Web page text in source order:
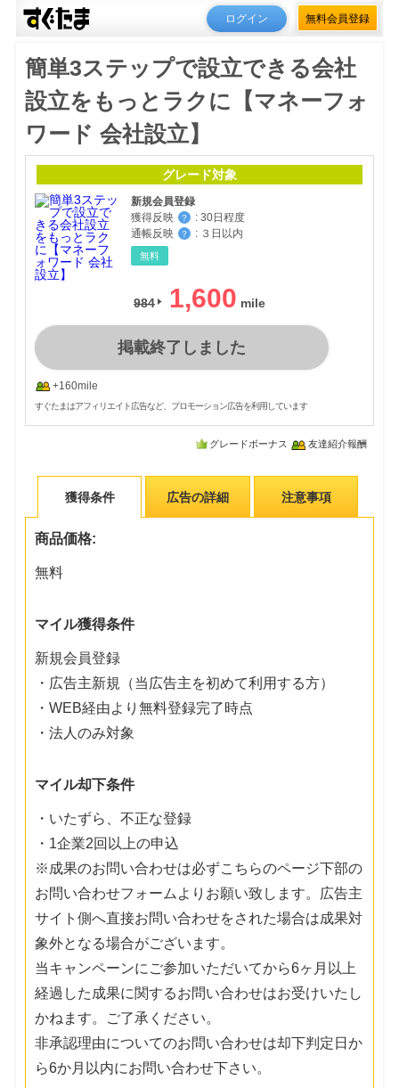
ログイン 無料会員登録
簡単3ステップで設立できる会社
設立をもっとラクに【マネーフォ
ワード 会社設立】
グレード対象
新規会員登録
獲得反映
？ : 30日程度
通帳反映
？ : ３日以内
無料
984 1,600
掲載終了しました
+160mile
すぐたまはアフィリエイト広告など、プロモーション広告を利用しています
グレードボーナス 友達紹介報酬
獲得条件 広告の詳細 注意事項
商品価格:
無料
マイル獲得条件
新規会員登録
・広告主新規（当広告主を初めて利用する方）
・WEB経由より無料登録完了時点
・法人のみ対象
マイル却下条件
・いたずら、不正な登録
・1企業2回以上の申込
※成果のお問い合わせは必ずこちらのページ下部の
お問い合わせフォームよりお願い致します。広告主
サイト側へ直接お問い合わせをされた場合は成果対
象外となる場合がございます。
当キャンペーンにご参加いただいてから6ヶ月以上
経過した成果に関するお問い合わせはお受けいたし
かねます。ご了承ください。
非承認理由についてのお問い合わせは却下判定日か
ら6か月以内にお問い合わせ下さい。